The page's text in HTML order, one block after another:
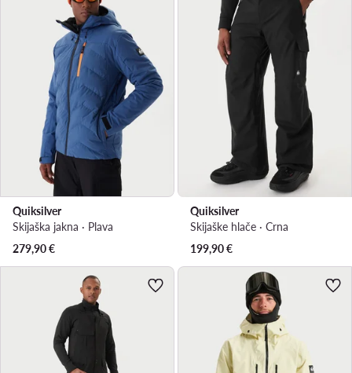
Quiksilver
Skijaška jakna · Plava
279,90€
Quiksilver
Skijaške hlače · Crna
199,90€